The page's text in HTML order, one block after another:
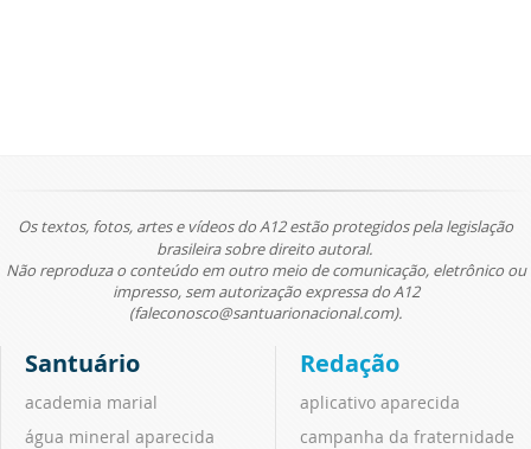
Os textos, fotos, artes e vídeos do A12 estão protegidos pela legislação
brasileira sobre direito autoral.
Não reproduza o conteúdo em outro meio de comunicação, eletrônico ou
impresso, sem autorização expressa do A12
(faleconosco@santuarionacional.com).
Santuário
academia marial
água mineral aparecida
Redação
aplicativo aparecida
campanha da fraternidade